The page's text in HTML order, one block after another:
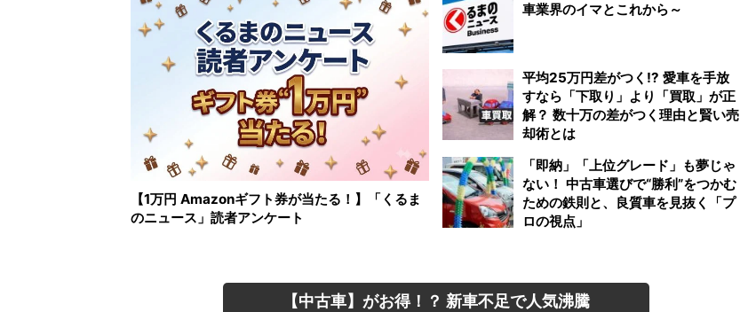
【1万円 Amazonギフト券が当たる！】「くるま
のニュース」読者アンケート
車業界のイマとこれから～
平均25万円差がつく!? 愛車を手放
すなら「下取り」より「買取」が正
解？ 数十万の差がつく理由と賢い売
却術とは
「即納」「上位グレード」も夢じゃ
ない！ 中古車選びで“勝利”をつかむ
ための鉄則と、良質車を見抜く「プ
ロの視点」
【中古車】がお得！？ 新車不足で人気沸騰